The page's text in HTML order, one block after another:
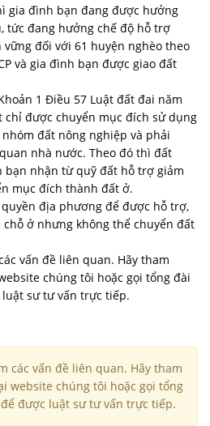
gia đình bạn đang được hưởng
tức đang hưởng chế độ hỗ trợ
đối với 61 huyện nghèo theo
và gia đình bạn được giao đất
1 Điều 57 Luật đất đai năm
chỉ được chuyển mục đích sử dụng
đất nông nghiệp và phải
nhà nước. Theo đó thì đất
bạn nhận từ quỹ đất hỗ trợ giảm
mục đích thành đất ở.
địa phương để được hỗ trợ,
ở nhưng không thể chuyển đất
vấn đề liên quan. Hãy tham
chúng tôi hoặc gọi tổng đài
sư tư vấn trực tiếp.
các vấn đề liên quan. Hãy tham
website chúng tôi hoặc gọi tổng
được luật sư tư vấn trực tiếp.